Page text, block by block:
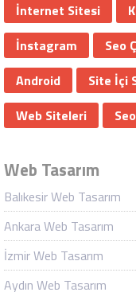
İnternet Sitesi
İnstagram
Seo
Android
Site İçi
Web Siteleri
Web Tasarım
Balıkesir Web Tasarım
Ankara Web Tasarım
İzmir Web Tasarım
Aydın Web Tasarım